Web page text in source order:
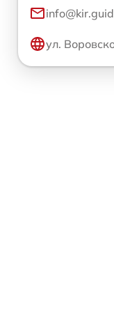
ул.